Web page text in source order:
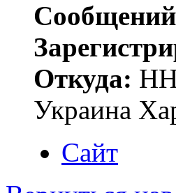
Откуда:
Украина
Сайт